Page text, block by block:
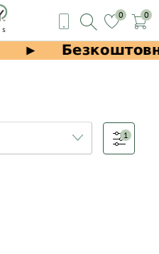
0 0
1